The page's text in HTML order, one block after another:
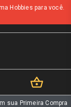
Hobbies para você.
sua Primeira Compra